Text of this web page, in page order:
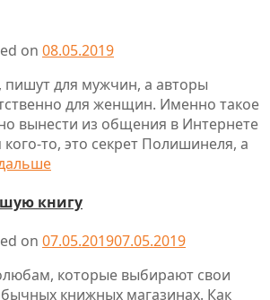
on 08.05.2019
для мужчин, а авторы
для женщин. Именно такое
вынести из общения в Интернете
кого-то, это секрет Полишинеля, а
книгу
on 07.05.201907.05.2019
которые выбирают свои
книжных магазинах. Как